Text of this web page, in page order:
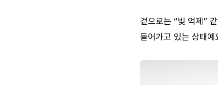
겉으로는 “빚 억제”
들어가고 있는 상태예